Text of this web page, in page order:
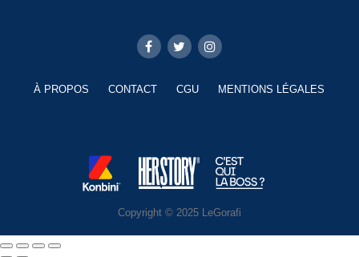
À PROPOS CONTACT CGU MENTIONS LÉGALES
Copyright © 2025 LeGorafi